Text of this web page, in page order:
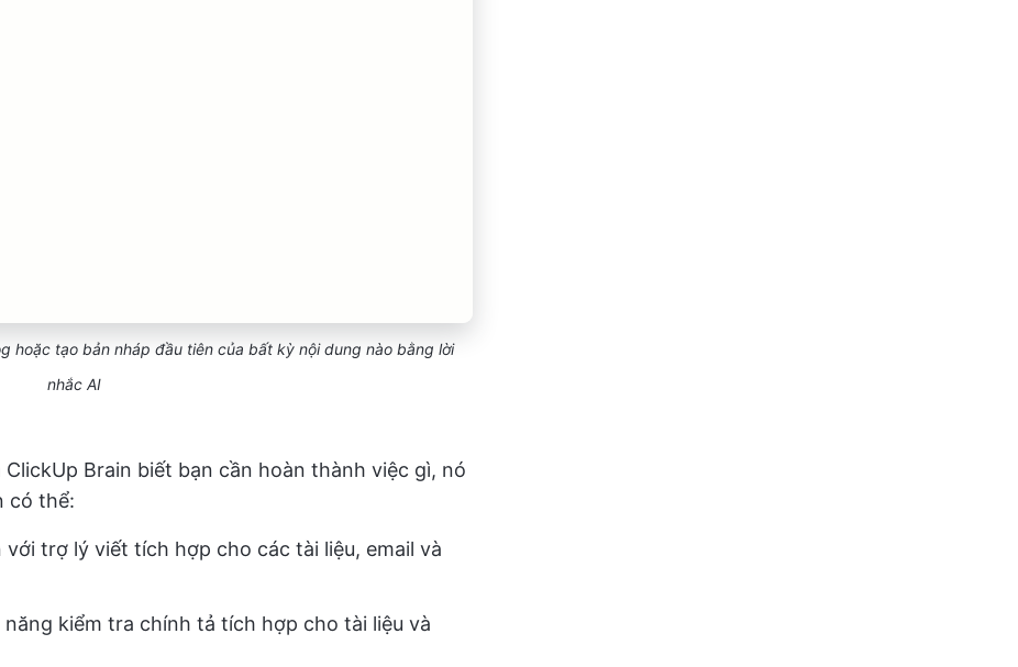
hoặc tạo bản nháp đầu tiên của bất kỳ nội dung nào bằng lời
nhắc AI
ClickUp Brain biết bạn cần hoàn thành việc gì, nó
có thể:
trợ lý viết tích hợp cho các tài liệu, email và
kiểm tra chính tả tích hợp cho tài liệu và